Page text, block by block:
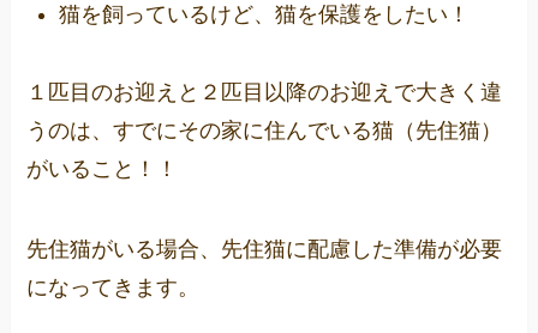
猫を飼っているけど、猫を保護をしたい！
１匹目のお迎えと２匹目以降のお迎えで大きく違
うのは、すでにその家に住んでいる猫（先住猫）
がいること！！
先住猫がいる場合、先住猫に配慮した準備が必要
になってきます。